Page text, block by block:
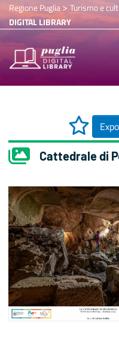
Regione Puglia> Turismo e
DIGITAL LIBRARY
Cattedrale di